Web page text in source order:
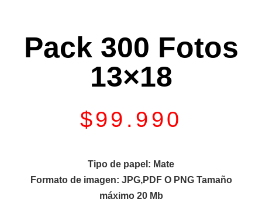
Pack 300 Fotos
13×18
$99.990
Tipo de papel: Mate
Formato de imagen: JPG,PDF O PNG Tamaño
máximo 20 Mb